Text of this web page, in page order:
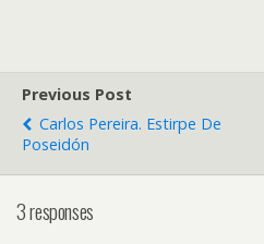
Previous Post
Carlos Pereira. Estirpe De
Poseidón
3 responses